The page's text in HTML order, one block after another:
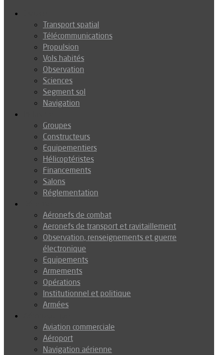
Transport spatial
Télécommunications
Propulsion
Vols habités
Observation
Sciences
Segment sol
Navigation
Groupes
Constructeurs
Equipementiers
Hélicoptéristes
Financements
Salons
Réglementation
Aéronefs de combat
Aeronefs de transport et ravitaillement
Observation, renseignements et guerre
électronique
Equipements
Armements
Opérations
Institutionnel et politique
Armées
Aviation commerciale
Aéroport
Navigation aérienne